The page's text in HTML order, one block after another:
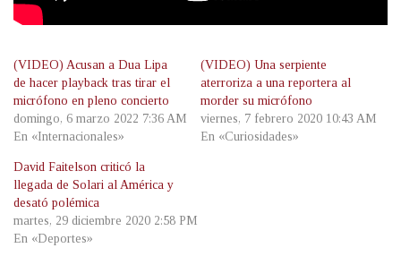
(VIDEO) Acusan a Dua Lipa
de hacer playback tras tirar el
micrófono en pleno concierto
domingo, 6 marzo 2022 7:36 AM
En «Internacionales»
(VIDEO) Una serpiente
aterroriza a una reportera al
morder su micrófono
viernes, 7 febrero 2020 10:43 AM
En «Curiosidades»
David Faitelson criticó la
llegada de Solari al América y
desató polémica
martes, 29 diciembre 2020 2:58 PM
En «Deportes»